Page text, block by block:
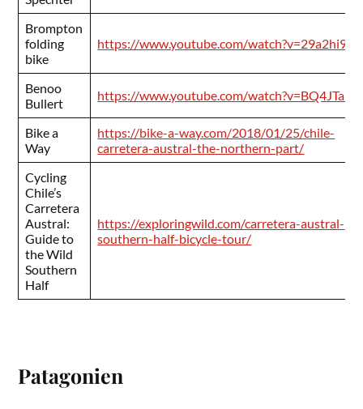
Brompton
folding
bike
https://www.youtube.com/
Benoo
Bullert
https://www.youtube.com/
Bike a
Way
https://bike-a-way.com/2018/01/25/chile-
carretera-austral-the-northern-part/
Cycling
Chile’s
Carretera
Austral:
Guide to
the Wild
Southern
Half
https://exploringwild.com/carretera-austral-
southern-half-bicycle-tour/
Patagonien